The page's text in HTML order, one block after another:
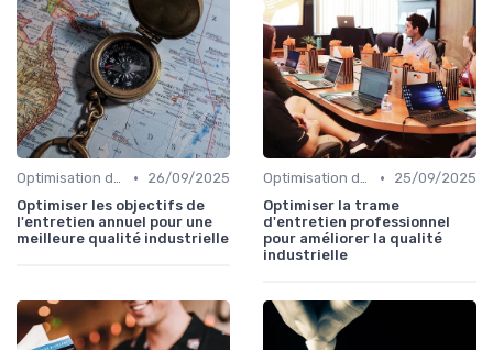
Optimisation des processus •
26/09/2025
Optimiser les objectifs de
l'entretien annuel pour une
meilleure qualité industrielle
Optimisation des processus •
25/09/2025
Optimiser la trame
d'entretien professionnel
pour améliorer la qualité
industrielle